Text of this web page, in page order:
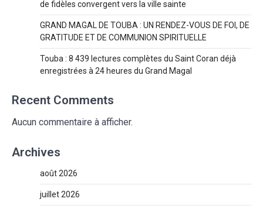
de fidèles convergent vers la ville sainte
GRAND MAGAL DE TOUBA : UN RENDEZ-VOUS DE FOI, DE
GRATITUDE ET DE COMMUNION SPIRITUELLE
Touba : 8 439 lectures complètes du Saint Coran déjà
enregistrées à 24 heures du Grand Magal
Recent Comments
Aucun commentaire à afficher.
Archives
août 2026
juillet 2026